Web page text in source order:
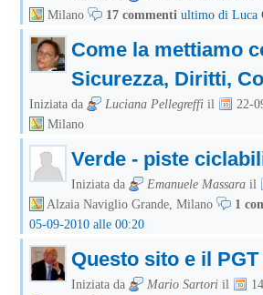
Milano
17 commenti ultimo di Luca
Come la mettiamo
Sicurezza, Diritti,
Iniziata da Luciana Pellegreffi il
22-
Milano
Verde - piste
Iniziata da Emanuele Massara il
Alzaia Naviglio Grande, Milano
1
05-09-2010 alle 00:20
Questo sito e il
Iniziata da Mario Sartori il